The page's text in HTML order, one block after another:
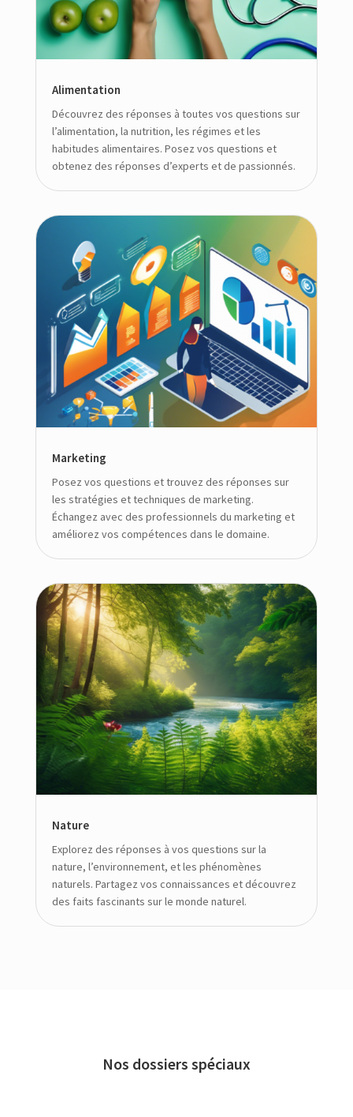
Alimentation
Découvrez des réponses à toutes vos questions sur
l’alimentation, la nutrition, les régimes et les
habitudes alimentaires. Posez vos questions et
obtenez des réponses d’experts et de passionnés.
Marketing
Posez vos questions et trouvez des réponses sur
les stratégies et techniques de marketing.
Échangez avec des professionnels du marketing et
améliorez vos compétences dans le domaine.
Nature
Explorez des réponses à vos questions sur la
nature, l’environnement, et les phénomènes
naturels. Partagez vos connaissances et découvrez
des faits fascinants sur le monde naturel.
Nos dossiers spéciaux